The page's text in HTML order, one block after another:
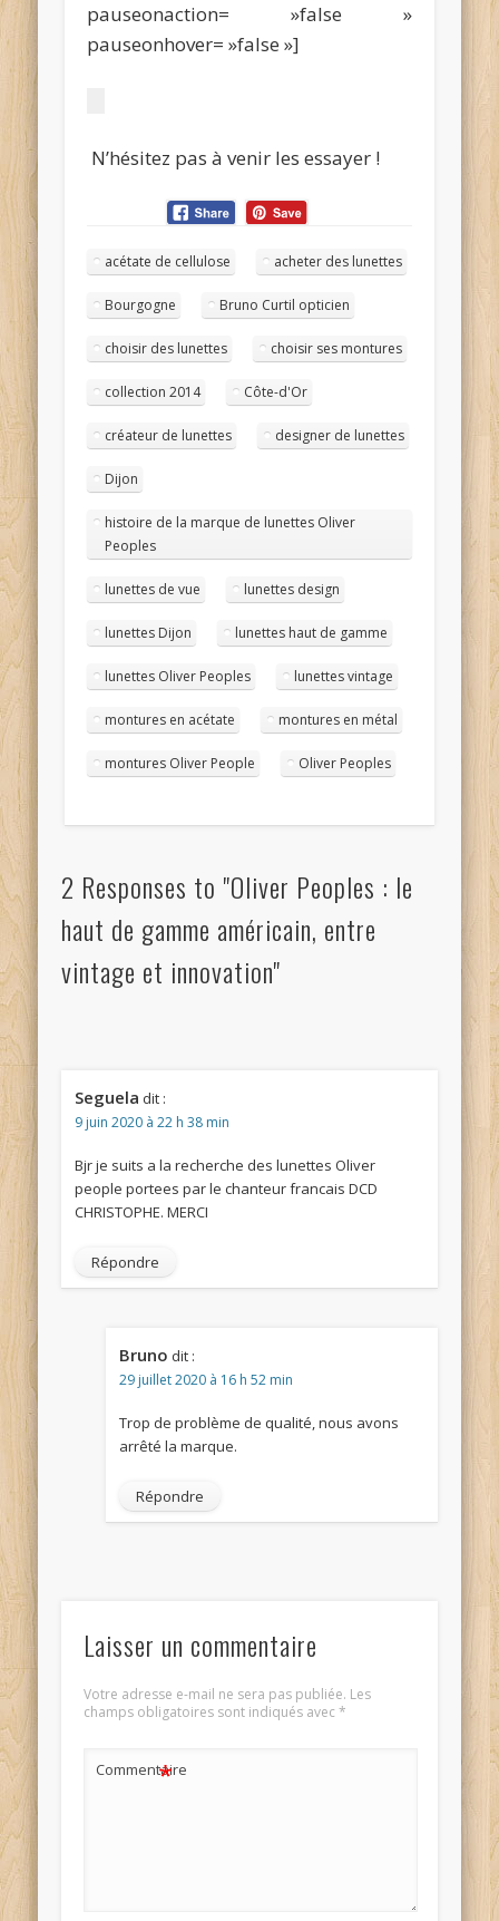
pauseonaction= »false »
pauseonhover= »false »]
N’hésitez pas à venir les essayer !
acétate de cellulose acheter des lunettes
Bourgogne Bruno Curtil opticien
choisir des lunettes choisir ses montures
collection 2014 Côte-d'Or
créateur de lunettes designer de lunettes
Dijon
histoire de la marque de lunettes Oliver
Peoples
lunettes de vue lunettes design
lunettes Dijon lunettes haut de gamme
lunettes Oliver Peoples lunettes vintage
montures en acétate montures en métal
montures Oliver People Oliver Peoples
2 Responses to "Oliver Peoples : le
haut de gamme américain, entre
vintage et innovation"
Seguela dit :
9 juin 2020 à 22 h 38 min
Bjr je suits a la recherche des lunettes Oliver
people portees par le chanteur francais DCD
CHRISTOPHE. MERCI
Répondre
Bruno dit :
29 juillet 2020 à 16 h 52 min
Trop de problème de qualité, nous avons
arrêté la marque.
Répondre
Laisser un commentaire
Votre adresse e-mail ne sera pas publiée. Les
champs obligatoires sont indiqués avec*
Commentaire
*